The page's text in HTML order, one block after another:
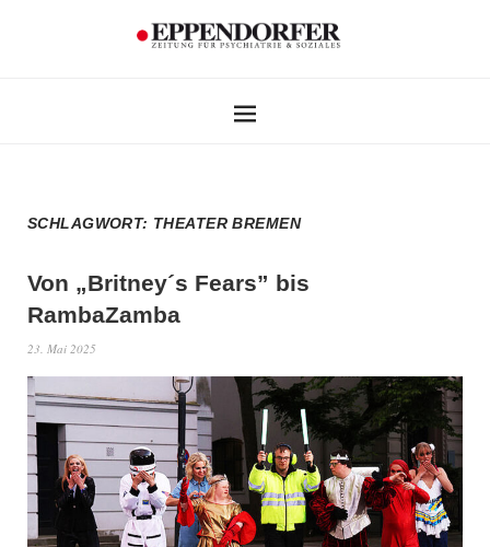
SCHLAGWORT: THEATER BREMEN
Von „Britney´s Fears” bis
RambaZamba
23. Mai 2025